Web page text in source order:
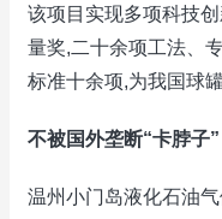
该项目实现多项科技
量奖,二十余项工法、
标准十余项,为我国球
不被国外垄断“卡脖子
温州小门岛液化石油